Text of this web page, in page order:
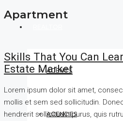
AGENTS
AGENCIES
Apartment
Skills That You Can
Estate Market
Lorem ipsum dolor sit amet,
mollis et sem sed sollicitudin.
hendrerit sollicitudin purus, quis